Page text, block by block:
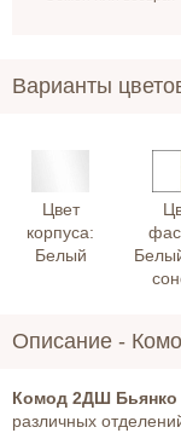
Варианты
Цвет
корпуса:
Белый
Описание -
Комод 2ДШ Бьянко
различных